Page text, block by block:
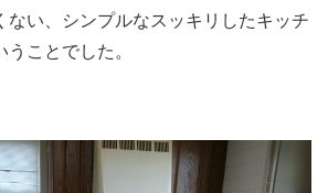
ない、シンプルなスッキリしたキッチ
ことでした。